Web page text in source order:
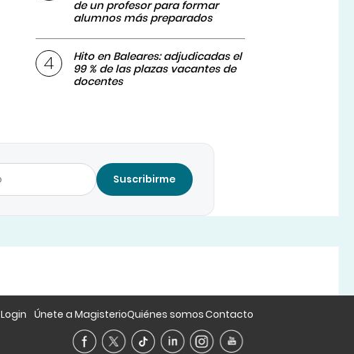
de un profesor para formar
alumnos más preparados
Hito en Baleares: adjudicadas el
99 % de las plazas vacantes de
docentes
Suscribirme
Login Únete a MagisterioQuiénes somosContacto